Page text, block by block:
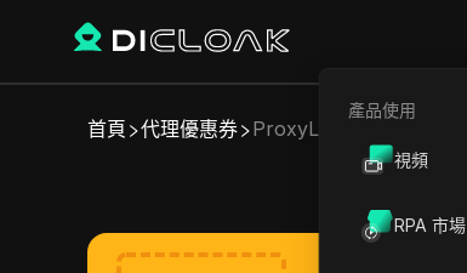
產品使用
視頻
RPA 市場
首頁 代理優惠券 ProxyLite